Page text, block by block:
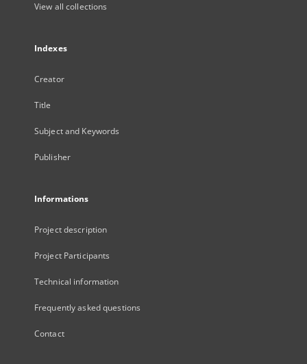
View all collections
Indexes
Creator
Title
Subject and Keywords
Publisher
Informations
Project description
Project Participants
Technical information
Frequently asked questions
Contact